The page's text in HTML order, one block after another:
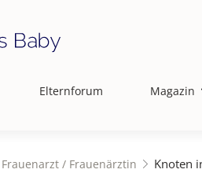
Elternforum Magazin
Frauenarzt / Frauenärztin Knoten